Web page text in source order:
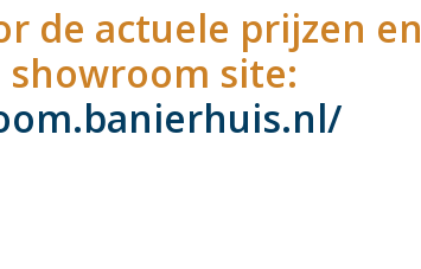
de actuele prijzen en
site: